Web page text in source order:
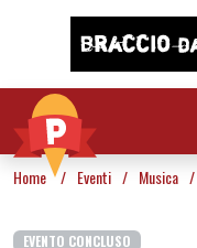
Vai al contenuto
Home / Eventi / Musica /
EVENTO CONCLUSO